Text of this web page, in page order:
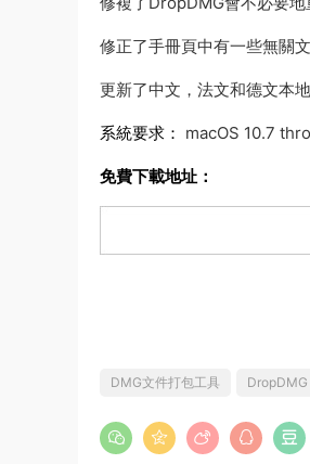
修正了手冊頁中有一些無關文
更新了中文，法文和德文本地
系統要求： macOS 10.7
免費下載地址：
DMG文件打包工具 DropDMG